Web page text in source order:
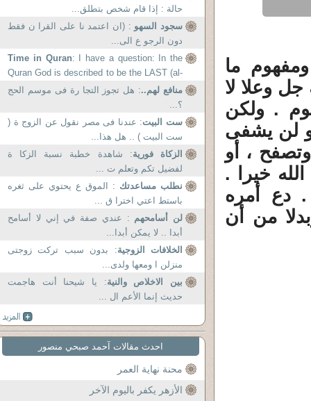
ما
وعلا لا
. ولكن
لن يشفى
، أو
خيرا .
دع أمره
من أن
حالة : إذا قام شخص بتطلق...
سجود السهو : (ان اعتمد نا على القرا ن فقط
دون الرجو ع الى...
Time in Quran: I have a question: In the
Quran God is described to be the LAST (al-
aakher ) , What does...
منافع لهم..: هل تجوز التجا رة فى موسم الحج
؟...
ست البيت: عندنا فى مصر نقول عن الزوج ة (
ست البيت ) .. هل هذا...
الزكاة فورية: شاهدة خطبة نسبة الزكا ة
لفضيل تكم وتعلم ت ...
نطلب مساعدتك : الموق ع يحتوي على ثغره
باستط اعتي اخترا ق ...
لن أسامحهم : عندي صفة في إني لا أسامح
أبدا .. لا يمكن أبدا...
الخلافات الزوجية: بدون سبب تركت زوجتى
منزلن ا ومعها ولدى...
بين الاخلاص والنية: يا شيحنا أنت هاجمت
حديث إنما الأعم ال ...
احدث مقالات آحمد صبحي منصور
محنة نهاية العمر
الأزهر يكفر باليوم الآخر